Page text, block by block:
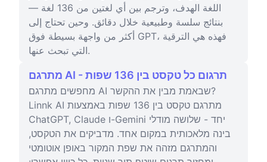
اللغة الهدف، وترجم بين أي لغتين من 136 لغة —
بنتائج سلسة وطبيعية خلال دقائق. وحين تحتاج إلى
أكثر من واجهة بسيطة فوق GPT، فهذه هي الترقية
التي تبحث عنها.
מתרגם AI - תרגום כל טקסט בין 136 שפות
מחפשים מתרגם AI שבאמת מבין את ההקשר?
Linnk AI מתרגם טקסט בין 136 שפות באמצעות
ChatGPT, Claude ו-Gemini יחד - שלושה מודלי
בינה מלאכותית במקום אחד. מדביקים את הטקסט,
והמתרגם מזהה את שפת המקור באופן אוטומטי